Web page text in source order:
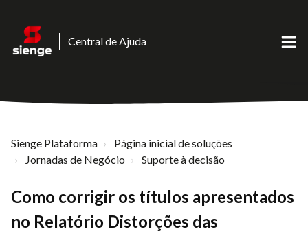
Central de Ajuda
Sienge Plataforma
Página inicial de soluções
Jornadas de Negócio
Suporte à decisão
Como corrigir os títulos apresentados
no Relatório Distorções das